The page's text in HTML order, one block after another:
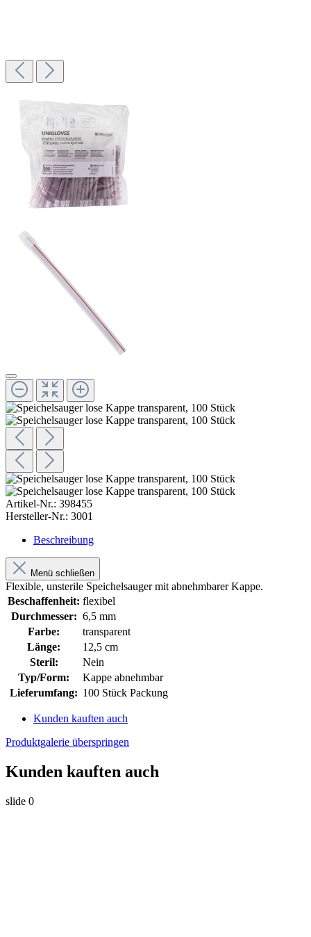
Artikel-Nr.: 398455
Hersteller-Nr.: 3001
Beschreibung
Menü schließen
Flexible, unsterile Speichelsauger mit abnehmbarer Kappe.
Beschaffenheit: flexibel
Durchmesser: 6,5 mm
Farbe:
transparent
Länge:
12,5 cm
Steril:
Nein
Typ/Form:
Kappe abnehmbar
Lieferumfang: 100 Stück Packung
Kunden kauften auch
Produktgalerie überspringen
Kunden kauften auch
slide 0